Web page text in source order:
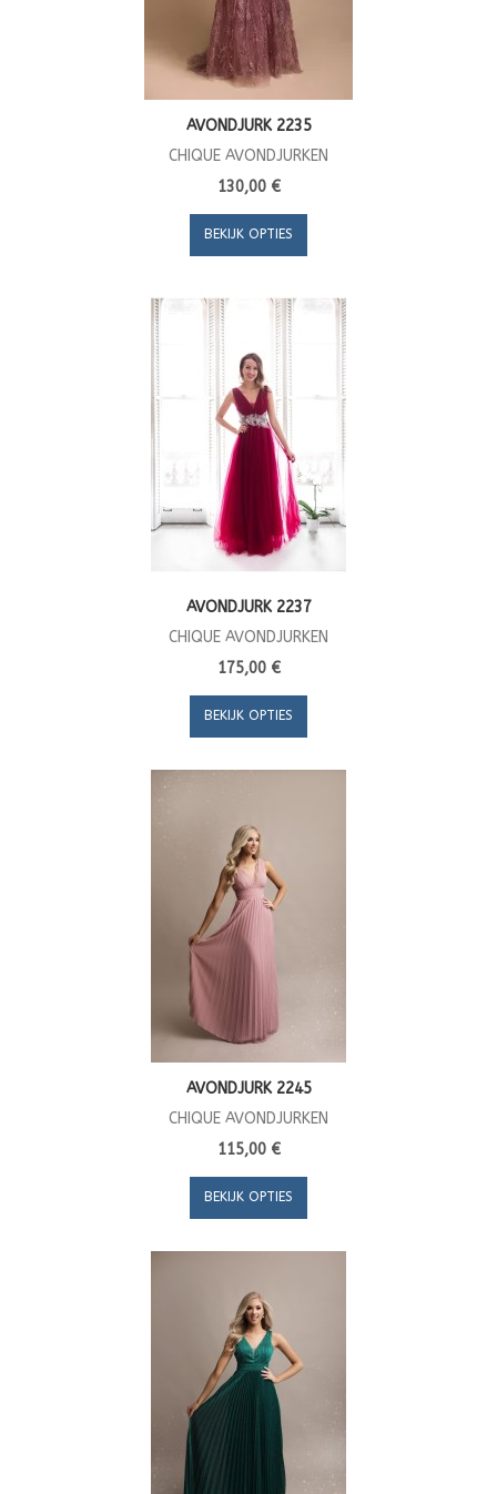
AVONDJURK 2235
CHIQUE AVONDJURKEN
130,00 €
BEKIJK OPTIES
AVONDJURK 2237
CHIQUE AVONDJURKEN
175,00 €
BEKIJK OPTIES
AVONDJURK 2245
CHIQUE AVONDJURKEN
115,00 €
BEKIJK OPTIES